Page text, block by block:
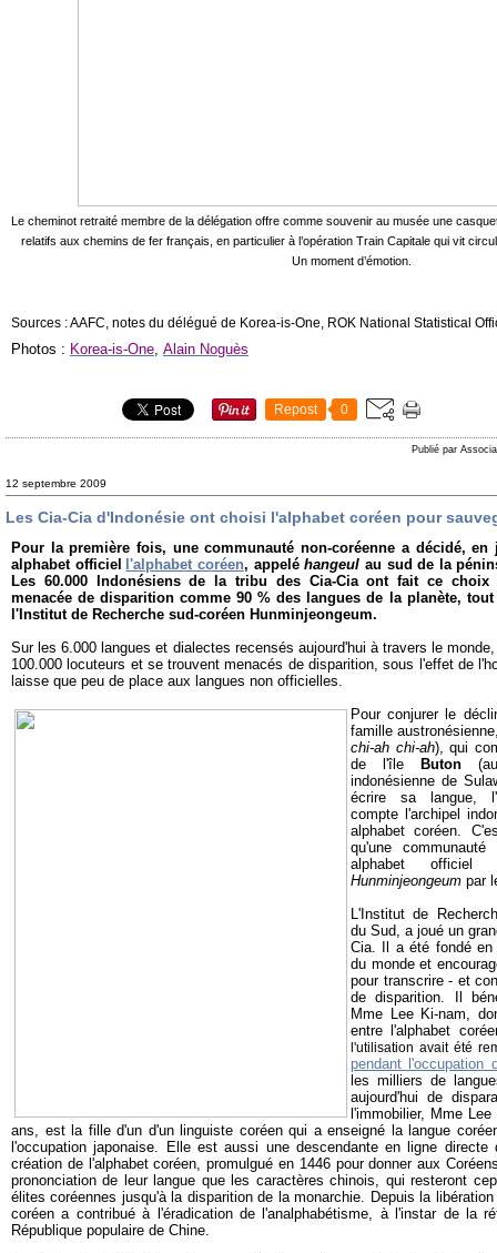
Le cheminot retraité membre de la délégation offre comme souvenir au musée une
relatifs aux chemins de fer français, en particulier à l’opération Train Capitale qui vit
Un moment d’émotion.
Sources : AAFC, notes du délégué de Korea-is-One, ROK National Statistical
Photos : Korea-is-One Alain Noguès
Repost 0
Publié par
12 septembre 2009
Les Cia-Cia d'Indonésie ont choisi l'alphabet coréen pour
Pour la première fois, une communauté non-coréenne a décidé,
alphabet officiel
l'alphabet coréen, appeléhangeul au sud de la
Les 60.000 Indonésiens de la tribu des Cia-Cia ont fait ce
menacée de disparition comme 90 % des langues de la planète,
l'Institut de Recherche sud-coréen Hunminjeongeum.
Sur les 6.000 langues et dialectes recensés aujourd'hui à travers le
100.000 locuteurs et se trouvent menacés de disparition, sous l'effet de
laisse que peu de place aux langues non officielles.
Pour conjurer le
famille
chi-ah chi-ah), qui
de l'île
Buton
indonésienne de
écrire sa langue,
compte l'archipel
alphabet coréen.
qu'une communauté
alphabet officiel
Hunminjeongeum par
L'Institut de
du Sud, a joué un
Cia. Il a été fondé en
du monde et
pour transcrire - et
de disparition. Il
Mme Lee Ki-nam,
entre l'alphabet
l'utilisation avait été
pendant l'occupation
les milliers de
aujourd'hui de
l'immobilier, Mme
ans, est la fille d'un d'un linguiste coréen qui a enseigné la langue
l'occupation japonaise. Elle est aussi une descendante en ligne
création de l'alphabet coréen, promulgué en 1446 pour donner aux
prononciation de leur langue que les caractères chinois, qui resteront
élites coréennes jusqu'à la disparition de la monarchie. Depuis la
coréen a contribué à l'éradication de l'analphabétisme, à l'instar de la
République populaire de Chine.